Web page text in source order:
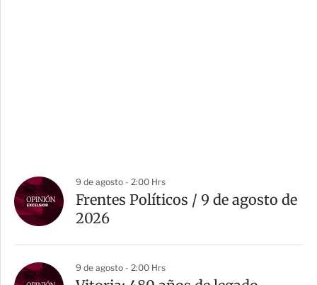
9 de agosto - 2:00 Hrs
Frentes Políticos / 9 de agosto de
2026
9 de agosto - 2:00 Hrs